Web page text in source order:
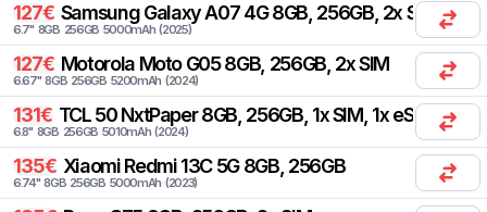
127€ Samsung Galaxy A07 4G 8GB, 256GB, 2x SIM
6.7" 8GB 256GB 5000mAh (2025)
127€ Motorola Moto G05 8GB, 256GB, 2x SIM
6.67" 8GB 256GB 5200mAh (2024)
131€ TCL 50 NxtPaper 8GB, 256GB, 1x SIM, 1x eSIM
6.8" 8GB 256GB 5010mAh (2024)
135€ Xiaomi Redmi 13C 5G 8GB, 256GB
6.74" 8GB 256GB 5000mAh (2023)